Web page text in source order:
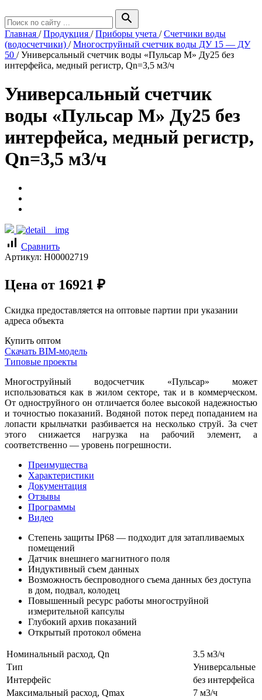
search
Главная /Продукция /Приборы учета /Счетчики воды
(водосчетчики) /Многоструйный счетчик воды ДУ 15 — ДУ
50 /Универсальный счетчик воды «Пульсар М» Ду25 без
интерфейса, медный регистр, Qn=3,5 м3/ч
Универсальный счетчик
воды «Пульсар М» Ду25 без
интерфейса, медный регистр,
Qn=3,5 м3/ч
signal_cellular_alt Сравнить
Артикул: Н00002719
Цена от 16921 ₽
Скидка предоставляется на оптовые партии при указании
адреса объекта
Купить оптом
Скачать BIM-модель
Типовые проекты
Многоструйный водосчетчик «Пульсар» может
использоваться как в жилом секторе, так и в коммерческом.
От одноструйного он отличается более высокой надежностью
и точностью показаний. Водяной поток перед попаданием на
лопасти крыльчатки разбивается на несколько струй. За счет
этого снижается нагрузка на рабочий элемент, а
соответственно — уровень погрешности.
Преимущества
Характеристики
Документация
Отзывы
Программы
Видео
Степень защиты IP68 — подходит для затапливаемых
помещений
Датчик внешнего магнитного поля
Индуктивный съем данных
Возможность беспроводного съема данных без доступа
в дом, подвал, колодец
Повышенный ресурс работы многоструйной
измерительной капсулы
Глубокий архив показаний
Открытый протокол обмена
Номинальный расход, Qn
3.5 м3/ч
Тип
Универсальные
Интерфейс
без интерфейса
Максимальный расход, Qmax
7 м3/ч